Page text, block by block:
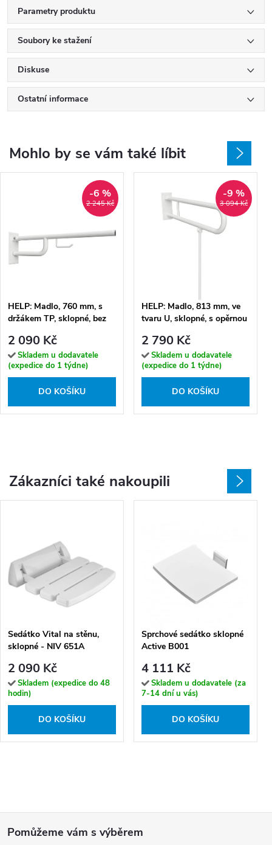
Parametry produktu
Soubory ke stažení
Diskuse
Ostatní informace
Mohlo by se vám také líbit
2 245 Kč
-6 %
HELP: Madlo, 760 mm, s
držákem TP, sklopné, bez
2 090 Kč
Skladem u dodavatele
(expedice do 1 týdne)
DO KOŠÍKU
3 094 Kč
-9 %
HELP: Madlo, 813 mm, ve
tvaru U, sklopné, s opěrnou
301102084N
2 790 Kč
Skladem u dodavatele
(expedice do 1 týdne)
DO KOŠÍKU
Zákazníci také nakoupili
Sedátko Vital na stěnu,
sklopné - NIV 651A
2 090 Kč
Skladem (expedice do 48
hodin)
DO KOŠÍKU
Sprchové sedátko sklopné
Active B001
4 111 Kč
Skladem u dodavatele (za
7-14 dní u vás)
DO KOŠÍKU